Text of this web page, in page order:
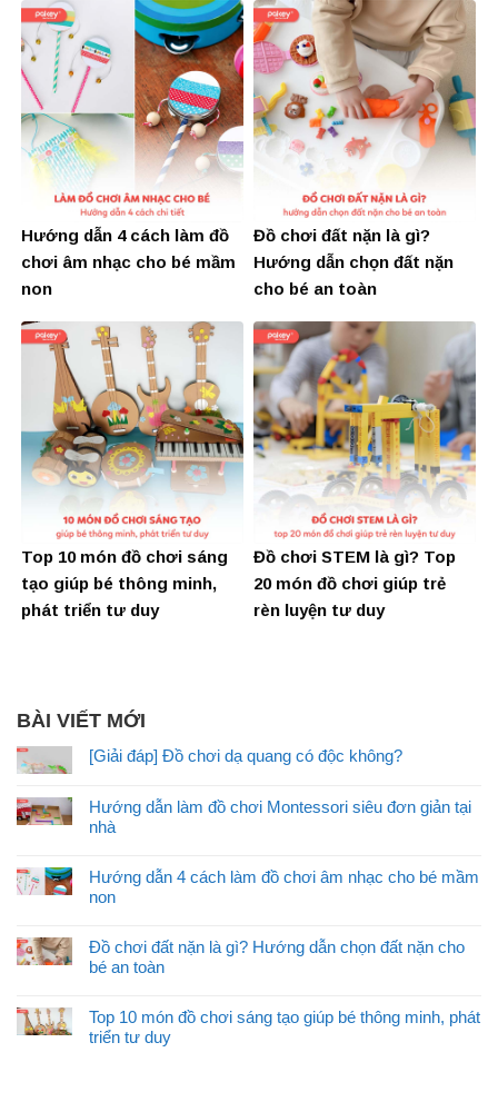
Hướng dẫn 4 cách làm đồ
chơi âm nhạc cho bé mầm
non
Đồ chơi đất nặn là gì?
Hướng dẫn chọn đất nặn
cho bé an toàn
Top 10 món đồ chơi sáng
tạo giúp bé thông minh,
phát triển tư duy
Đồ chơi STEM là gì? Top
20 món đồ chơi giúp trẻ
rèn luyện tư duy
BÀI VIẾT MỚI
[Giải đáp] Đồ chơi dạ quang có độc không?
Hướng dẫn làm đồ chơi Montessori siêu đơn giản tại
nhà
Hướng dẫn 4 cách làm đồ chơi âm nhạc cho bé mầm
non
Đồ chơi đất nặn là gì? Hướng dẫn chọn đất nặn cho
bé an toàn
Top 10 món đồ chơi sáng tạo giúp bé thông minh, phát
triển tư duy